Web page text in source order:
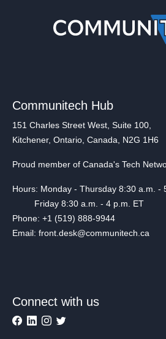
Communitech Hub
151 Charles Street West, Suite 100,
Kitchener, Ontario, Canada, N2G 1H6
Proud member of Canada's Tech
Hours: Monday - Thursday 8:30 a.m. -
Friday 8:30 a.m. - 4 p.m. ET
Phone: +1 (519) 888-9944
Email: front.desk@communitech.ca
Connect with us